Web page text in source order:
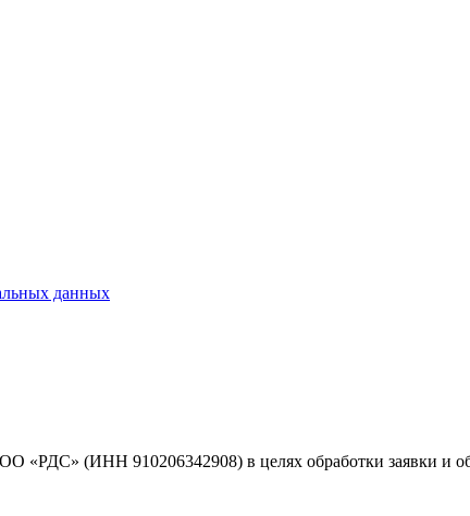
данных
«РДС» (ИНН 910206342908) в целях обработки заявки и